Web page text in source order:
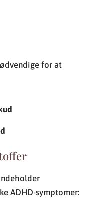
for at
ADHD-symptomer: